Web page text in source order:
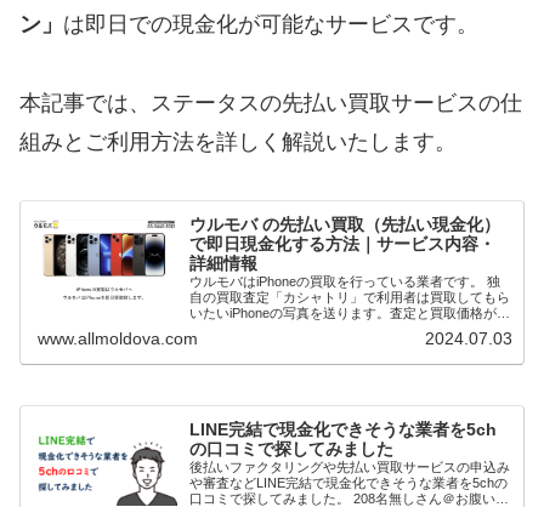
ン 」 は即日での現金化が可能なサービスです。
本記事では、ステータスの先払い買取サービスの仕
組みとご利用方法を詳しく解説いたします。
ウルモバ の先払い買取（先払い現金化）
で即日現金化する方法｜サービス内容・
詳細情報
ウルモバはiPhoneの買取を行っている業者です。 独
自の買取査定「カシャトリ」で利用者は買取してもら
いたいiPhoneの写真を送ります。査定と買取価格が確
定次第先払いで現金買取してもらうことで即日現金化
（最短20分）が可能です。 本記事で...
www.allmoldova.com 2024.07.03
LINE完結で現金化できそうな業者を5ch
の口コミで探してみました
後払いファクタリングや先払い買取サービスの申込み
や審査などLINE完結で現金化できそうな業者を5chの
口コミで探してみました。 208名無しさん＠お腹いっ